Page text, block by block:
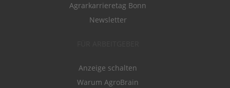
Agrarkarrieretag Bonn
Newsletter
Anzeige schalten
Warum AgroBrain